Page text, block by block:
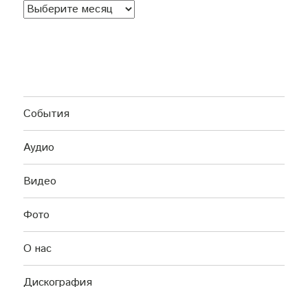
Архив
События
Аудио
Видео
Фото
О нас
Дискография